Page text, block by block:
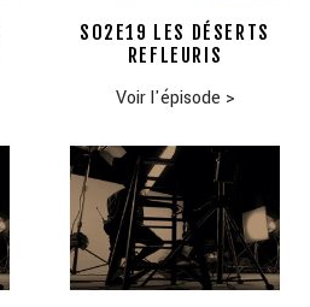
S02E19 LES DÉSERTS
REFLEURIS
Voir l'épisode >